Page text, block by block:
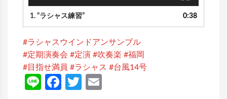
1. “ラシャス練習” 0:38
#ラシャスウインドアンサンブル
#定期演奏会 #定演 #吹奏楽 #福岡
#目指せ満員 #ラシャス #台風14号
LineFacebook
Twitter